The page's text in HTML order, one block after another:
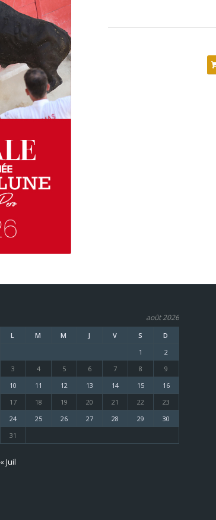
août 2026
L M M J V S
D
1
2
3
4 5 6 7 8
9
10
11 12 13 14 15
16
17
18 19 20 21 22
23
24
25 26 27 28 29
30
31
« Juil